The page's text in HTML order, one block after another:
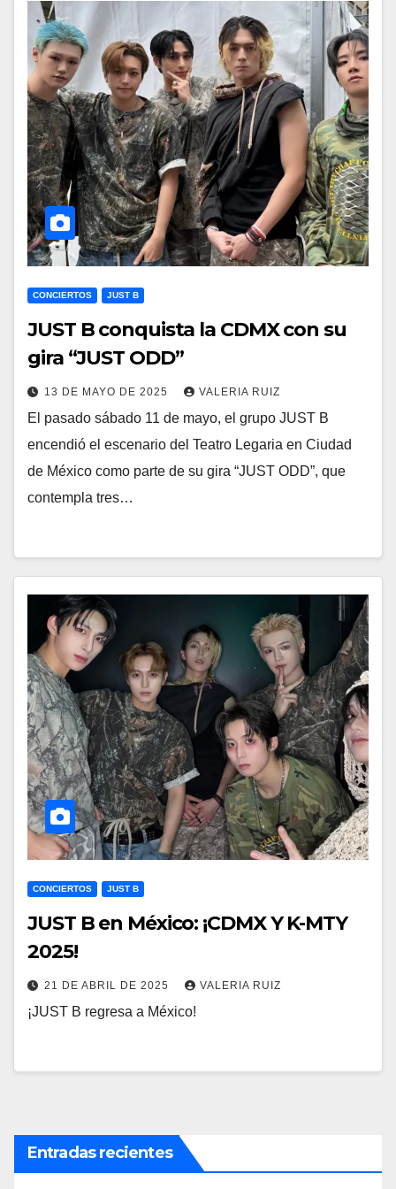
CONCIERTOS JUST B
JUST B conquista la CDMX con su
gira “JUST ODD”
13 DE MAYO DE 2025 VALERIA RUIZ
El pasado sábado 11 de mayo, el grupo JUST B
encendió el escenario del Teatro Legaria en Ciudad
de México como parte de su gira “JUST ODD”, que
contempla tres…
CONCIERTOS JUST B
JUST B en México: ¡CDMX Y K-MTY
2025!
21 DE ABRIL DE 2025 VALERIA RUIZ
¡JUST B regresa a México!
Entradas recientes